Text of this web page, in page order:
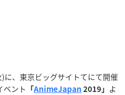
に、東京ビッグサイトてにて開催
ベント
「AnimeJapan 2019」
よ